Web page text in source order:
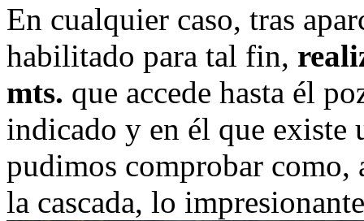
En cualquier caso, tras
habilitado para tal fin,
mts. que accede hasta él
indicado y en él que
pudimos comprobar como,
la cascada, lo